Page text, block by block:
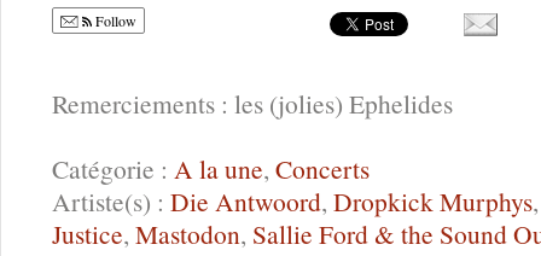
Follow
Remerciements : les (jolies) Ephelides
Catégorie : A la une, Concerts
Artiste(s) : Die Antwoord, Dropkick Murphys
Justice, Mastodon, Sallie Ford & the Sound